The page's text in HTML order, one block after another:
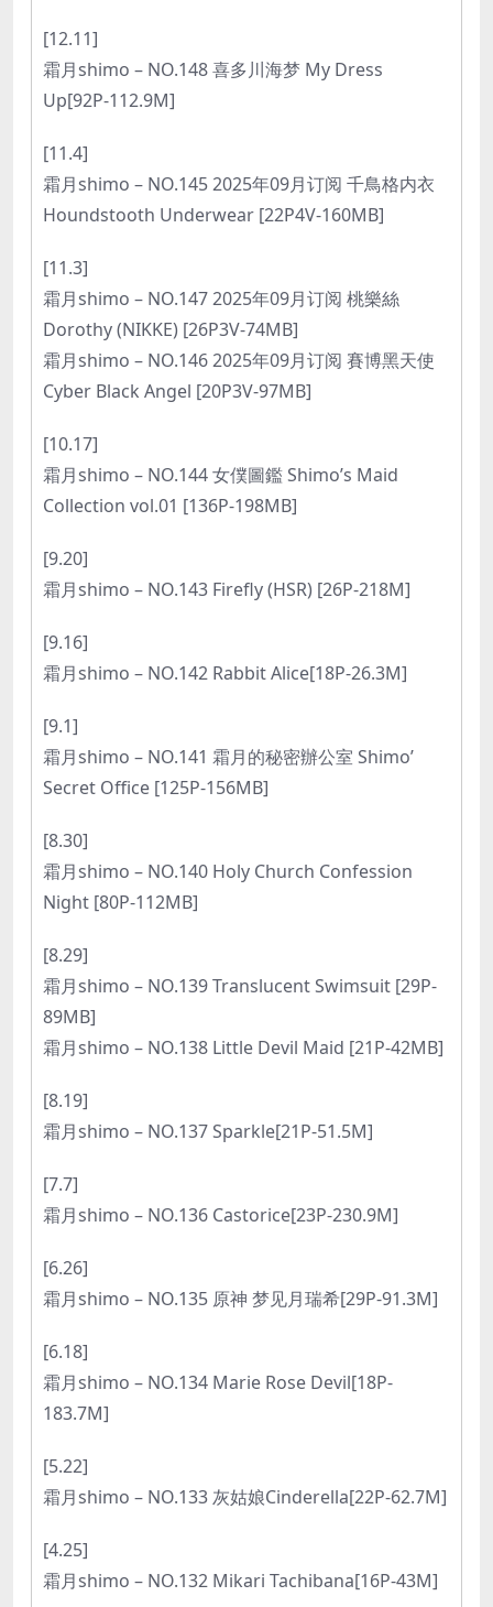
[12.11]
霜月shimo – NO.148 喜多川海梦 My Dress
Up[92P-112.9M]
[11.4]
霜月shimo – NO.145 2025年09月订阅 千鳥格内衣
Houndstooth Underwear [22P4V-160MB]
[11.3]
霜月shimo – NO.147 2025年09月订阅 桃樂絲
Dorothy (NIKKE) [26P3V-74MB]
霜月shimo – NO.146 2025年09月订阅 賽博黑天使
Cyber Black Angel [20P3V-97MB]
[10.17]
霜月shimo – NO.144 女僕圖鑑 Shimo’s Maid
Collection vol.01 [136P-198MB]
[9.20]
霜月shimo – NO.143 Firefly (HSR) [26P-218M]
[9.16]
霜月shimo – NO.142 Rabbit Alice[18P-26.3M]
[9.1]
霜月shimo – NO.141 霜月的秘密辦公室 Shimo’
Secret Office [125P-156MB]
[8.30]
霜月shimo – NO.140 Holy Church Confession
Night [80P-112MB]
[8.29]
霜月shimo – NO.139 Translucent Swimsuit [29P-
89MB]
霜月shimo – NO.138 Little Devil Maid [21P-42MB]
[8.19]
霜月shimo – NO.137 Sparkle[21P-51.5M]
[7.7]
霜月shimo – NO.136 Castorice[23P-230.9M]
[6.26]
霜月shimo – NO.135 原神 梦见月瑞希[29P-91.3M]
[6.18]
霜月shimo – NO.134 Marie Rose Devil[18P-
183.7M]
[5.22]
霜月shimo – NO.133 灰姑娘Cinderella[22P-62.7M]
[4.25]
霜月shimo – NO.132 Mikari Tachibana[16P-43M]